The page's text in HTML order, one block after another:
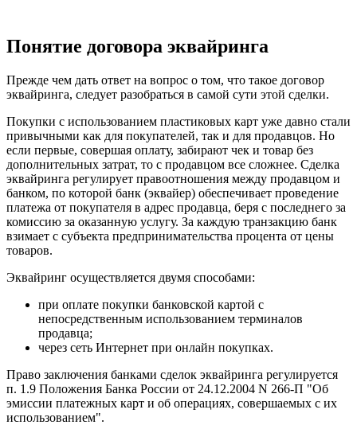
Понятие договора эквайринга
Прежде чем дать ответ на вопрос о том, что такое договор
эквайринга, следует разобраться в самой сути этой сделки.
Покупки с использованием пластиковых карт уже давно стали
привычными как для покупателей, так и для продавцов. Но
если первые, совершая оплату, забирают чек и товар без
дополнительных затрат, то с продавцом все сложнее. Сделка
эквайринга регулирует правоотношения между продавцом и
банком, по которой банк (эквайер) обеспечивает проведение
платежа от покупателя в адрес продавца, беря с последнего за
комиссию за оказанную услугу. За каждую транзакцию банк
взимает с субъекта предпринимательства процента от цены
товаров.
Эквайринг осуществляется двумя способами:
при оплате покупки банковской картой с
непосредственным использованием терминалов
продавца;
через сеть Интернет при онлайн покупках.
Право заключения банками сделок эквайринга регулируется
п. 1.9 Положения Банка России от 24.12.2004 N 266-П "Об
эмиссии платежных карт и об операциях, совершаемых с их
использованием".